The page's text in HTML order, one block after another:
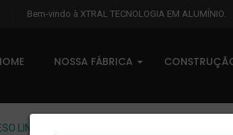
Bem-vindo à XTRAL TECNOLOGIA EM ALUMÍNIO.
NOSSA FÁBRICA
LINEAR: 0,103kg/m